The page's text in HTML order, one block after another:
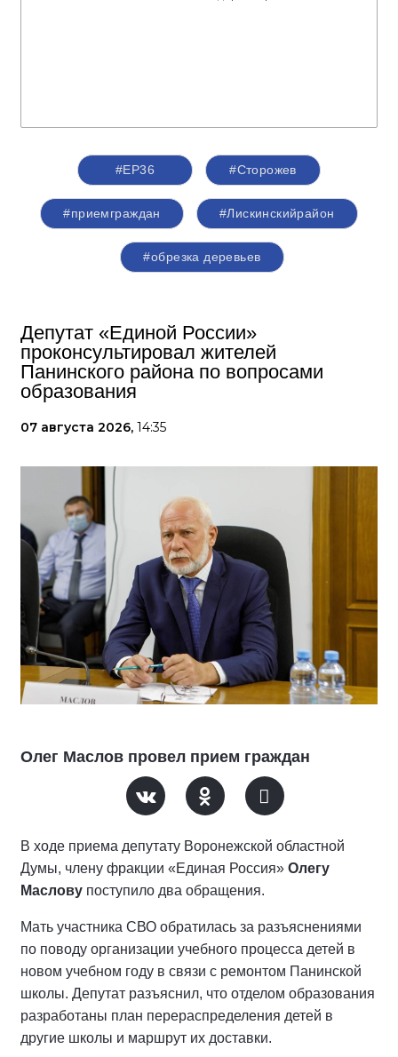
#ЕР36 #Сторожев
#приемграждан #Лискинскийрайон
#обрезка деревьев
Депутат «Единой России»
проконсультировал жителей
Панинского района по вопросами
образования
07 августа 2026, 14:35
Олег Маслов провел прием граждан
В ходе приема депутату Воронежской областной
Думы, члену фракции «Единая Россия» Олегу
Маслову поступило два обращения.
Мать участника СВО обратилась за разъяснениями
по поводу организации учебного процесса детей в
новом учебном году в связи с ремонтом Панинской
школы. Депутат разъяснил, что отделом образования
разработаны план перераспределения детей в
другие школы и маршрут их доставки.